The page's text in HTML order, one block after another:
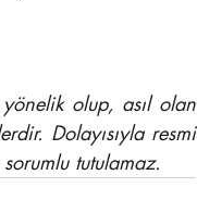
olup, asıl olan
Dolayısıyla resmi
tutulamaz.